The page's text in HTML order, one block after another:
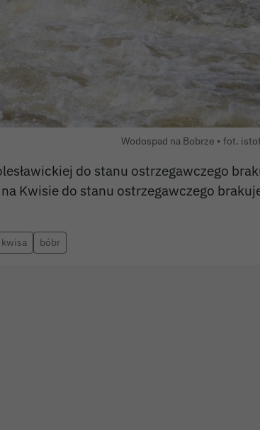
Wodospad na Bobrze • fot.
do stanu ostrzegawczego
Kwisie do stanu ostrzegawczego
kwisa bóbr